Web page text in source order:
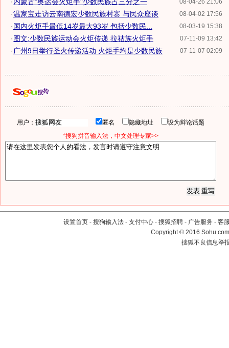
08-04-26 21:06
08-04-02 17:56
·温家宝走访云南德宏少数民族村寨 与民众座谈
08-03-19 15:38
·国内火炬手最低14岁最大93岁 包括少数民...
07-11-09 13:42
·图文:少数民族运动会火炬传递 拉祜族火炬手
07-11-07 02:09
· 广州9日举行圣火传递活动 火炬手均是少数民族
用户： 匿名 隐藏地址
设为辩论话题
*搜狗拼音输入法，中文处理专家>>
设置首页 - 搜狗输入法 - 支付中心 - 搜狐招聘 - 广告服务 - 客
Copyright©2016
搜狐不良信息举